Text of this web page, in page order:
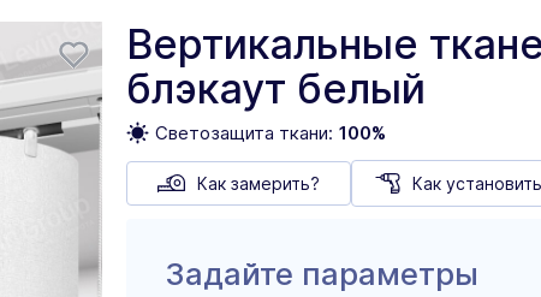
Вертикальные
блэкаут белый
Светозащита ткани: 100%
Как замерить? Как
Задайте параметры